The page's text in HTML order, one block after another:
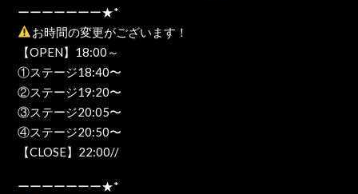
ーーーーーーー★*
お時間の変更がございます！
【OPEN】18:00～
①ステージ18:40〜
②ステージ19:20〜
③ステージ20:05〜
④ステージ20:50〜
【CLOSE】22:00//
ーーーーーーー★*